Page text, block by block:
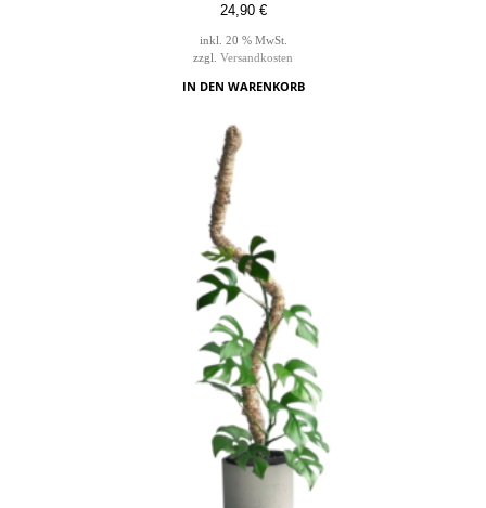
24,90 €
inkl. 20 % MwSt.
zzgl. Versandkosten
IN DEN WARENKORB